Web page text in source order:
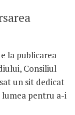
la publicarea
Consiliul
un sit dedicat
pentru a-i